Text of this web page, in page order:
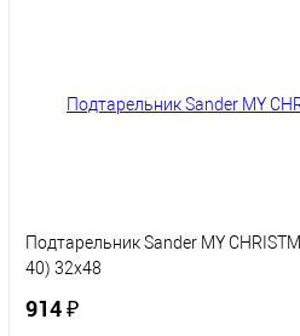
Подтарельник Sander MY
40) 32х48
914 ₽